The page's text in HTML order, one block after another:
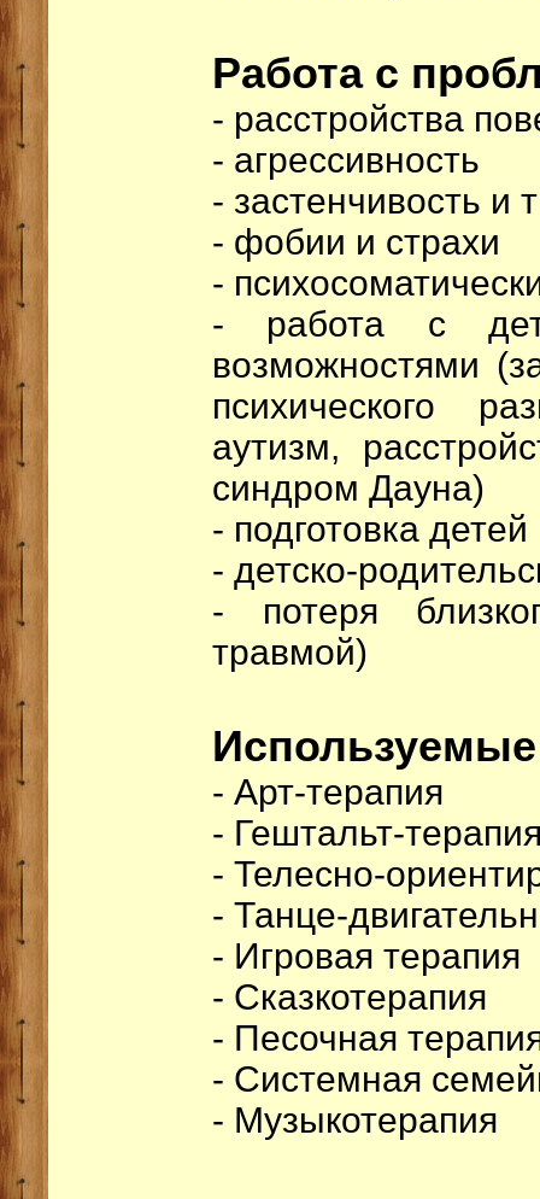
Работа с
- расстройства
- агрессивность
- застенчивость и
- фобии и страхи
-
- работа с
возможностями
психического
аутизм,
синдром Дауна)
- подготовка
- детско-
- потеря
травмой)
- Арт-терапия
- Гештальт-
- Телесно-
- Танце-
- Игровая терапия
- Сказкотерапия
- Песочная
- Системная
- Музыкотерапия